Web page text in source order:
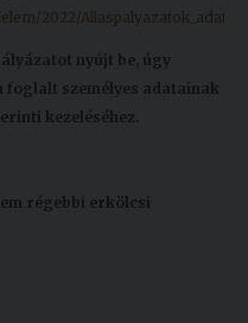
2022/
nyújt be, úgy
foglalt személyes adatainak
kezeléséhez.
régebbi erkölcsi